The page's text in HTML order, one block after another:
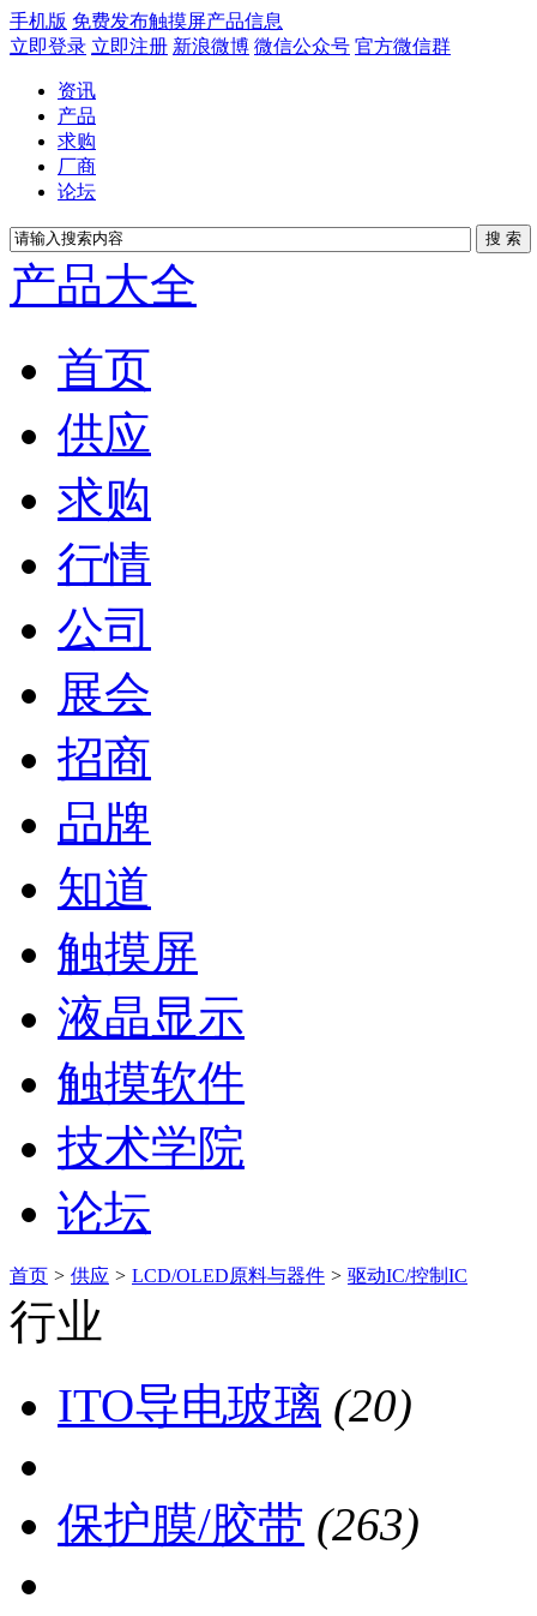
手机版 免费发布触摸屏产品信息
立即登录 立即注册 新浪微博 微信公众号 官方微信群
资讯
产品
求购
厂商
论坛
产品大全
首页
供应
求购
行情
公司
展会
招商
品牌
知道
触摸屏
液晶显示
触摸软件
技术学院
论坛
首页 > 供应 > LCD/OLED原料与器件 > 驱动IC/控制IC
行业
ITO导电玻璃 (20)
保护膜/胶带 (263)